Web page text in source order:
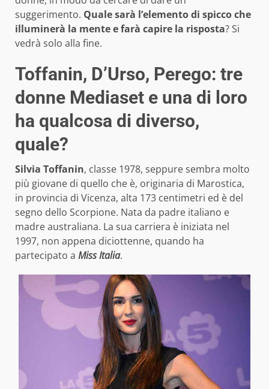
suggerimento. Quale sarà l’elemento di spicco che
illuminerà la mente e farà capire la risposta? Si
vedrà solo alla fine.
Toffanin, D’Urso, Perego: tre
donne Mediaset e una di loro
ha qualcosa di diverso,
quale?
Silvia Toffanin, classe 1978, seppure sembra molto
più giovane di quello che è, originaria di Marostica,
in provincia di Vicenza, alta 173 centimetri ed è del
segno dello Scorpione. Nata da padre italiano e
madre australiana. La sua carriera è iniziata nel
1997, non appena diciottenne, quando ha
partecipato a Miss Italia.